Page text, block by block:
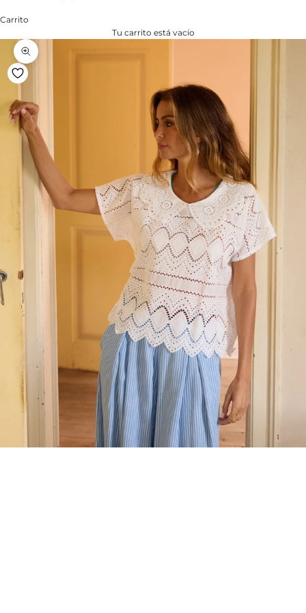
Carrito
Tu carrito está vacío
Zoom na imagem